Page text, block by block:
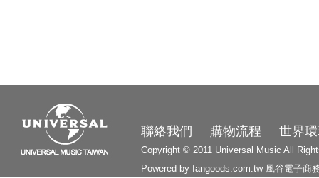
聯絡我們 購物流程 世界
Copyright © 2011 Universal Music All
Powered by fangoods.com.tw 風谷電子商